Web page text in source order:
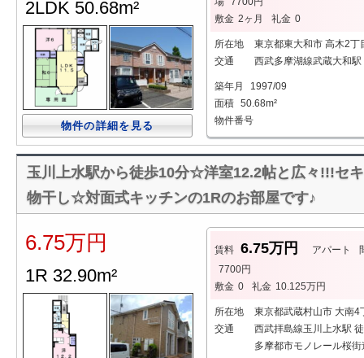
2LDK 50.68m²
物件の詳細を見る
敷金 2ヶ月 礼金 0
所在地
東京都東大和市 高木2丁
交通
西武多摩湖線武蔵大和
築年月
1997/09
面積 50.68m²
物件番号
玉川上水駅から徒歩10分☆洋室12.2帖と広々!!!セ
物干し☆対面式キッチンの1Rのお部屋です♪
6.75万円
1R 32.90m²
賃料 6.75万円 アパート
7700円
敷金 0 礼金 10.125万円
所在地
東京都武蔵村山市 大南4
交通
西武拝島線玉川上水駅
多摩都市モノレール桜